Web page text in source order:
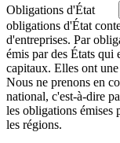
Obligations d'État
obligations d'État
d'entreprises. Par
émis par des États qui
capitaux. Elles ont
Nous ne prenons en
national, c'est-à-dire
les obligations émises
les régions.